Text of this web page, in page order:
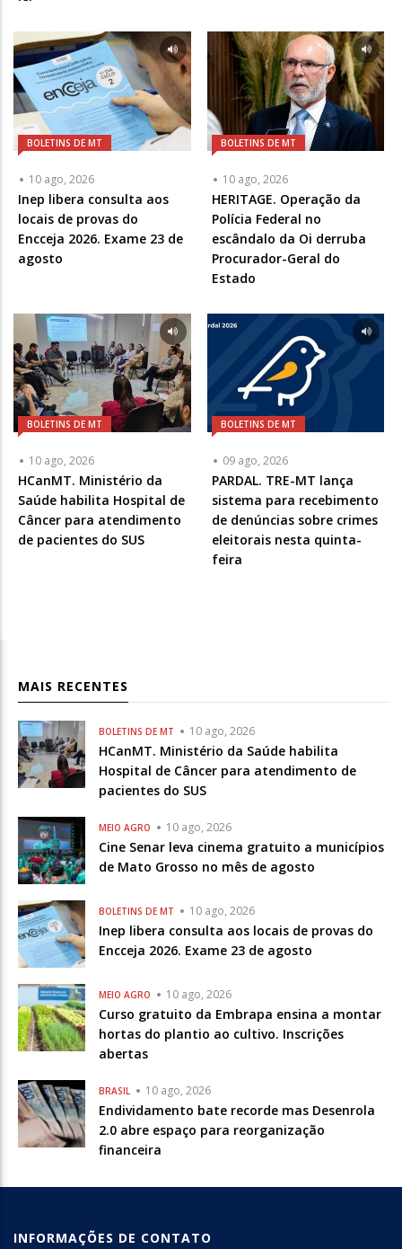
BOLETINS DE MT
10 ago, 2026
Inep libera consulta aos
locais de provas do
Encceja 2026. Exame 23 de
agosto
BOLETINS DE MT
10 ago, 2026
HERITAGE. Operação da
Polícia Federal no
escândalo da Oi derruba
Procurador-Geral do
Estado
BOLETINS DE MT
10 ago, 2026
HCanMT. Ministério da
Saúde habilita Hospital de
Câncer para atendimento
de pacientes do SUS
BOLETINS DE MT
09 ago, 2026
PARDAL. TRE-MT lança
sistema para recebimento
de denúncias sobre crimes
eleitorais nesta quinta-
feira
MAIS RECENTES
BOLETINS DE MT 10 ago, 2026
HCanMT. Ministério da Saúde habilita
Hospital de Câncer para atendimento de
pacientes do SUS
MEIO AGRO 10 ago, 2026
Cine Senar leva cinema gratuito a municípios
de Mato Grosso no mês de agosto
BOLETINS DE MT 10 ago, 2026
Inep libera consulta aos locais de provas do
Encceja 2026. Exame 23 de agosto
MEIO AGRO 10 ago, 2026
Curso gratuito da Embrapa ensina a montar
hortas do plantio ao cultivo. Inscrições
abertas
BRASIL 10 ago, 2026
Endividamento bate recorde mas Desenrola
2.0 abre espaço para reorganização
financeira
INFORMAÇÕES DE CONTATO